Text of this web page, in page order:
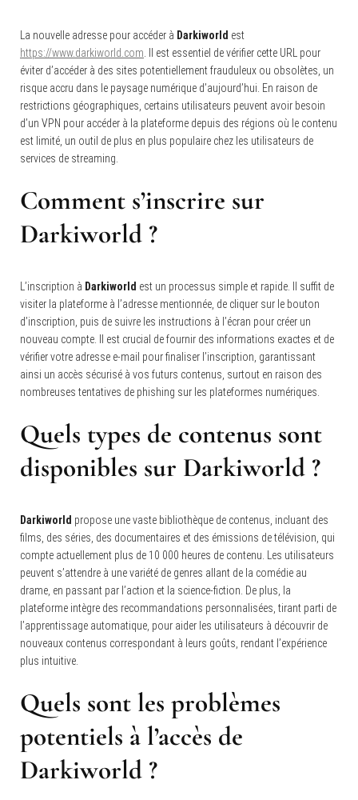
La nouvelle adresse pour accéder à Darkiworld est
https://www.darkiworld.com . Il est essentiel de vérifier cette URL pour
éviter d’accéder à des sites potentiellement frauduleux ou obsolètes, un
risque accru dans le paysage numérique d’aujourd’hui. En raison de
restrictions géographiques, certains utilisateurs peuvent avoir besoin
d’un VPN pour accéder à la plateforme depuis des régions où le contenu
est limité, un outil de plus en plus populaire chez les utilisateurs de
services de streaming.
Comment s’inscrire sur
Darkiworld ?
L’inscription à Darkiworld est un processus simple et rapide. Il suffit de
visiter la plateforme à l’adresse mentionnée, de cliquer sur le bouton
d’inscription, puis de suivre les instructions à l’écran pour créer un
nouveau compte. Il est crucial de fournir des informations exactes et de
vérifier votre adresse e-mail pour finaliser l’inscription, garantissant
ainsi un accès sécurisé à vos futurs contenus, surtout en raison des
nombreuses tentatives de phishing sur les plateformes numériques.
Quels types de contenus sont
disponibles sur Darkiworld ?
Darkiworld propose une vaste bibliothèque de contenus, incluant des
films, des séries, des documentaires et des émissions de télévision, qui
compte actuellement plus de 10 000 heures de contenu. Les utilisateurs
peuvent s’attendre à une variété de genres allant de la comédie au
drame, en passant par l’action et la science-fiction. De plus, la
plateforme intègre des recommandations personnalisées, tirant parti de
l’apprentissage automatique, pour aider les utilisateurs à découvrir de
nouveaux contenus correspondant à leurs goûts, rendant l’expérience
plus intuitive.
Quels sont les problèmes
potentiels à l’accès de
Darkiworld ?